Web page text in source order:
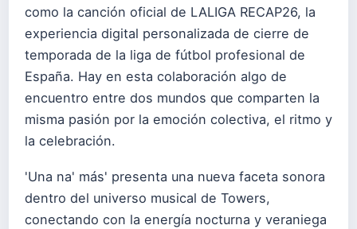
como la canción oficial de LALIGA RECAP26, la
experiencia digital personalizada de cierre de
temporada de la liga de fútbol profesional de
España. Hay en esta colaboración algo de
encuentro entre dos mundos que comparten la
misma pasión por la emoción colectiva, el ritmo y
la celebración.
'Una na' más' presenta una nueva faceta sonora
dentro del universo musical de Towers,
conectando con la energía nocturna y veraniega